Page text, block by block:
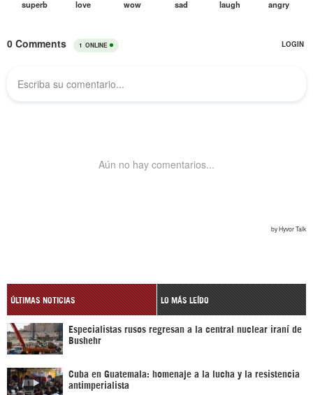
ÚLTIMAS NOTICIAS LO MÁS LEÍDO
Especialistas rusos regresan a la central nuclear iraní de
Bushehr
Cuba en Guatemala: homenaje a la lucha y la resistencia
antimperialista